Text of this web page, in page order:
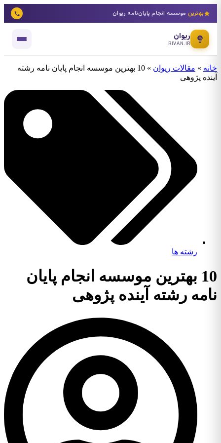
بهترین موسسه انجام پایان‌نامه ریوان
ریوان
RIVAN.IR
خانه » مقالات ریوان »
10 بهترین موسسه انجام پایان نامه رشته
آینده پژوهی
رشته ها
10 بهترین موسسه انجام پایان
نامه رشته آینده پژوهی